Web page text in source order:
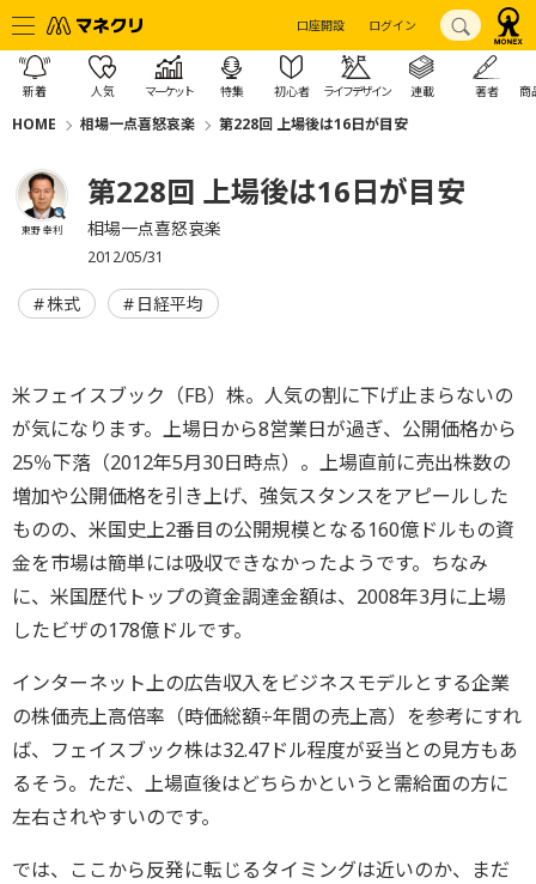
口座開設 ログイン
新着 人気 マーケット 特集 初心者 ライフデザイン 連載 著者 商
HOME 相場一点喜怒哀楽 第228回 上場後は16日が目安
東野 幸利
第228回 上場後は16日が目安
相場一点喜怒哀楽
2012/05/31
株式 日経平均
米フェイスブック（FB）株。人気の割に下げ止まらないの
が気になります。上場日から8営業日が過ぎ、公開価格から
25％下落（2012年5月30日時点）。上場直前に売出株数の
増加や公開価格を引き上げ、強気スタンスをアピールした
ものの、米国史上2番目の公開規模となる160億ドルもの資
金を市場は簡単には吸収できなかったようです。ちなみ
に、米国歴代トップの資金調達金額は、2008年3月に上場
したビザの178億ドルです。
インターネット上の広告収入をビジネスモデルとする企業
の株価売上高倍率（時価総額÷年間の売上高）を参考にすれ
ば、フェイスブック株は32.47ドル程度が妥当との見方もあ
るそう。ただ、上場直後はどちらかというと需給面の方に
左右されやすいのです。
では、ここから反発に転じるタイミングは近いのか、まだ